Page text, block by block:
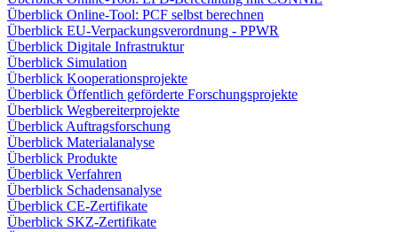
Überblick Online-Tool: PCF selbst berechnen
Überblick EU-Verpackungsverordnung - PPWR
Überblick Digitale Infrastruktur
Überblick Simulation
Überblick Kooperationsprojekte
Überblick Öffentlich geförderte Forschungsprojekte
Überblick Wegbereiterprojekte
Überblick Auftragsforschung
Überblick Materialanalyse
Überblick Produkte
Überblick Verfahren
Überblick Schadensanalyse
Überblick CE-Zertifikate
Überblick SKZ-Zertifikate